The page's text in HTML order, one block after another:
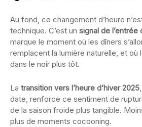
Au fond, ce changement d’heure
technique. C’est un signal de l’entrée
marque le moment où les dîners
remplacent la lumière naturelle, et où
dans le noir plus tôt.
La transition vers l’heure d’hiver 2025
date, renforce ce sentiment de
de la saison froide plus tangible.
plus de moments cocooning.